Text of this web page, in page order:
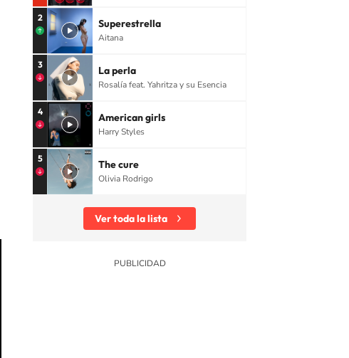
2 Superestrella
Aitana
3 La perla
Rosalía feat. Yahritza y su Esencia
4 American girls
Harry Styles
5 The cure
Olivia Rodrigo
Ver toda la lista